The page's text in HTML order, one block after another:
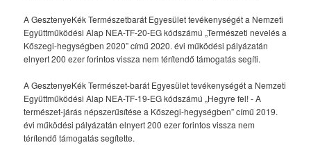
A GesztenyeKék Természetbarát Egyesület tevékenységét a Nemzeti
Együttműködési Alap NEA-TF-20-EG kódszámú „Természeti nevelés a
Kőszegi-hegységben 2020” című 2020. évi működési pályázatán
elnyert 200 ezer forintos vissza nem térítendő támogatás segíti.
A GesztenyeKék Természet-barát Egyesület tevékenységét a Nemzeti
Együttműködési Alap NEA-TF-19-EG kódszámú „Hegyre fel! - A
természet-járás népszerűsítése a Kőszegi-hegységben” című 2019.
évi működési pályázatán elnyert 200 ezer forintos vissza nem
térítendő támogatás segítette.